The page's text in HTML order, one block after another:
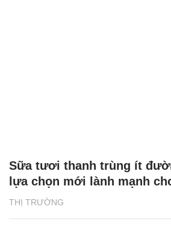
THỊ TRƯỜNG
Sữa tươi thanh trùng ít
lựa chọn mới lành mạnh